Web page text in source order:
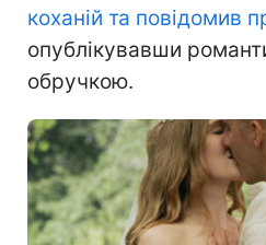
коханій та повідомив
опублікувавши
обручкою.